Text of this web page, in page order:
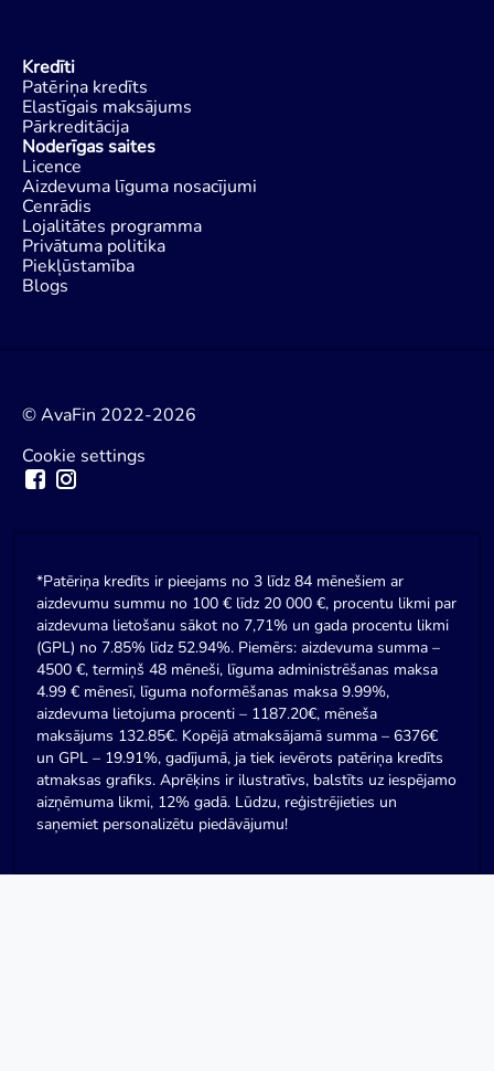
Kredīti
Patēriņa kredīts
Elastīgais maksājums
Pārkreditācija
Noderīgas saites
Licence
Aizdevuma līguma nosacījumi
Cenrādis
Lojalitātes programma
Privātuma politika
Piekļūstamība
Blogs
© AvaFin 2022-2026
Cookie settings
*Patēriņa kredīts ir pieejams no 3 līdz 84 mēnešiem ar
aizdevumu summu no 100 € līdz 20 000 €, procentu likmi par
aizdevuma lietošanu sākot no 7,71% un gada procentu likmi
(GPL) no 7.85% līdz 52.94%. Piemērs: aizdevuma summa –
4500 €, termiņš 48 mēneši, līguma administrēšanas maksa
4.99 € mēnesī, līguma noformēšanas maksa 9.99%,
aizdevuma lietojuma procenti – 1187.20€, mēneša
maksājums 132.85€. Kopējā atmaksājamā summa – 6376€
un GPL – 19.91%, gadījumā, ja tiek ievērots patēriņa kredīts
atmaksas grafiks. Aprēķins ir ilustratīvs, balstīts uz iespējamo
aizņēmuma likmi, 12% gadā. Lūdzu, reģistrējieties un
saņemiet personalizētu piedāvājumu!